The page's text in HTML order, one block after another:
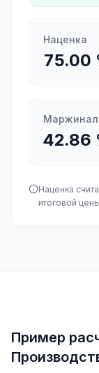
Наценка
75.00
42.86
Наценка
итоговой
Пример